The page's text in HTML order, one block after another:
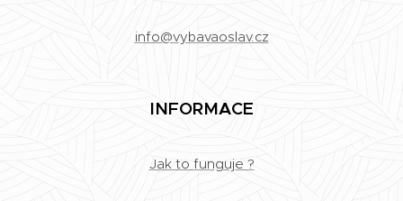
info@vybavaoslav.cz
INFORMACE
Jak to funguje ?